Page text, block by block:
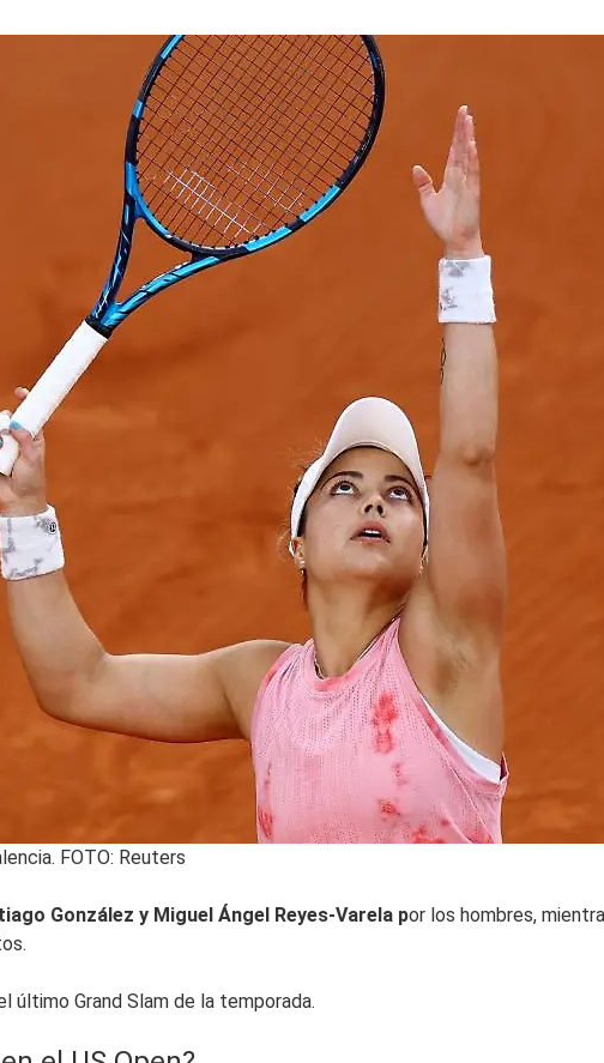
FOTO: Reuters
González y Miguel Ángel Reyes-Varela por los hombres,
último Grand Slam de la temporada.